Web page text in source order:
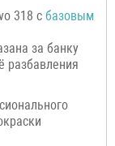
318 с базовым
за банку
разбавления